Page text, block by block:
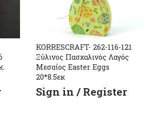
KORRESCRAFT- 262-116-121
Ξύλινος Πασχαλινός Λαγός
Μεσαίος Easter Eggs
20*8.5εκ
Sign in / Register